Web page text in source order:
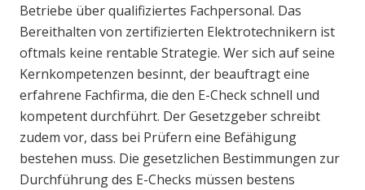
Betriebe über qualifiziertes Fachpersonal. Das
Bereithalten von zertifizierten Elektrotechnikern ist
oftmals keine rentable Strategie. Wer sich auf seine
Kernkompetenzen besinnt, der beauftragt eine
erfahrene Fachfirma, die den E-Check schnell und
kompetent durchführt. Der Gesetzgeber schreibt
zudem vor, dass bei Prüfern eine Befähigung
bestehen muss. Die gesetzlichen Bestimmungen zur
Durchführung des E-Checks müssen bestens